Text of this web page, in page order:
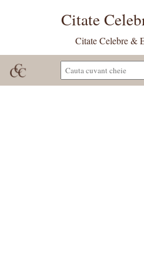
Citate
Citate Celebre &